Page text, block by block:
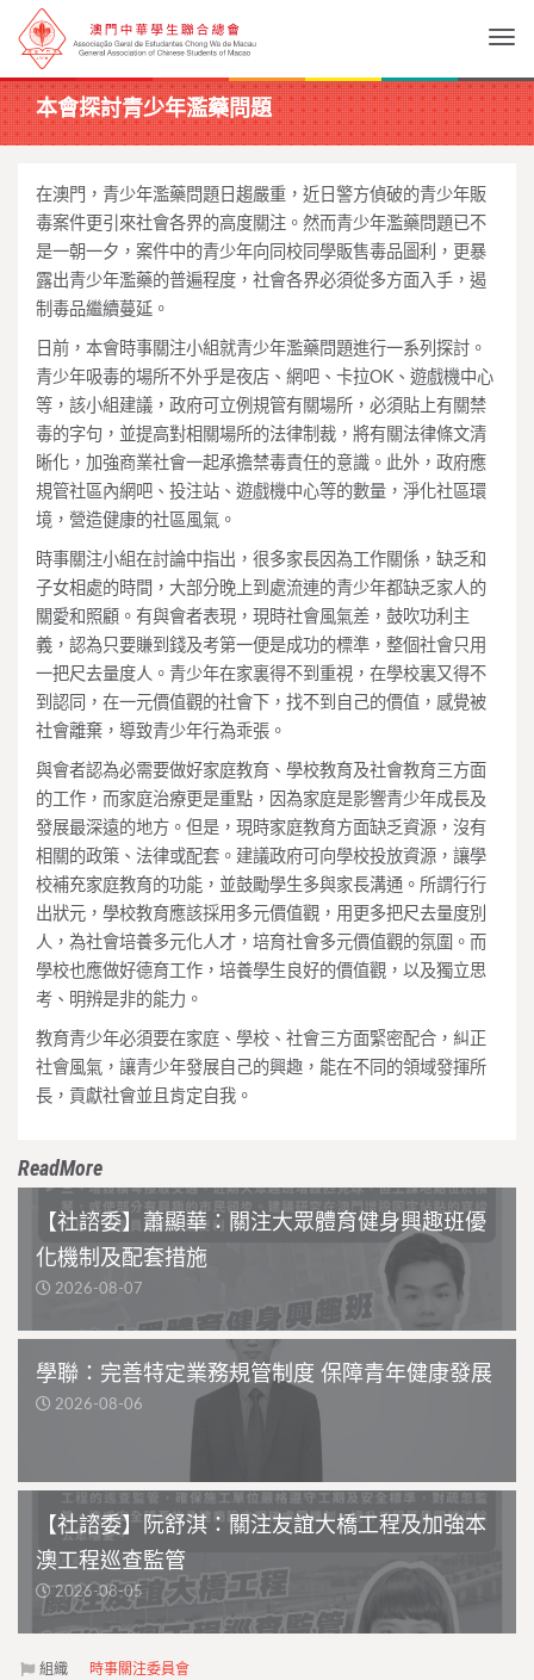
本會探討青少年濫藥問題
在澳門，青少年濫藥問題日趨嚴重，近日警方偵破的青少年販
毒案件更引來社會各界的高度關注。然而青少年濫藥問題已不
是一朝一夕，案件中的青少年向同校同學販售毒品圖利，更暴
露出青少年濫藥的普遍程度，社會各界必須從多方面入手，遏
制毒品繼續蔓延。
日前，本會時事關注小組就青少年濫藥問題進行一系列探討。
青少年吸毒的場所不外乎是夜店、網吧、卡拉OK、遊戲機中心
等，該小組建議，政府可立例規管有關場所，必須貼上有關禁
毒的字句，並提高對相關場所的法律制裁，將有關法律條文清
晰化，加強商業社會一起承擔禁毒責任的意識。此外，政府應
規管社區內網吧、投注站、遊戲機中心等的數量，淨化社區環
境，營造健康的社區風氣。
時事關注小組在討論中指出，很多家長因為工作關係，缺乏和
子女相處的時間，大部分晚上到處流連的青少年都缺乏家人的
關愛和照顧。有與會者表現，現時社會風氣差，鼓吹功利主
義，認為只要賺到錢及考第一便是成功的標準，整個社會只用
一把尺去量度人。青少年在家裏得不到重視，在學校裏又得不
到認同，在一元價值觀的社會下，找不到自己的價值，感覺被
社會離棄，導致青少年行為乖張。
與會者認為必需要做好家庭教育、學校教育及社會教育三方面
的工作，而家庭治療更是重點，因為家庭是影響青少年成長及
發展最深遠的地方。但是，現時家庭教育方面缺乏資源，沒有
相關的政策、法律或配套。建議政府可向學校投放資源，讓學
校補充家庭教育的功能，並鼓勵學生多與家長溝通。所謂行行
出狀元，學校教育應該採用多元價值觀，用更多把尺去量度別
人，為社會培養多元化人才，培育社會多元價值觀的氛圍。而
學校也應做好德育工作，培養學生良好的價值觀，以及獨立思
考、明辨是非的能力。
教育青少年必須要在家庭、學校、社會三方面緊密配合，糾正
社會風氣，讓青少年發展自己的興趣，能在不同的領域發揮所
長，貢獻社會並且肯定自我。
ReadMore
【社諮委】蕭顯華：關注大眾體育健身興趣班優
化機制及配套措施
2026-08-07
學聯：完善特定業務規管制度 保障青年健康發展
2026-08-06
【社諮委】阮舒淇：關注友誼大橋工程及加強本
澳工程巡查監管
2026-08-05
組織 時事關注委員會